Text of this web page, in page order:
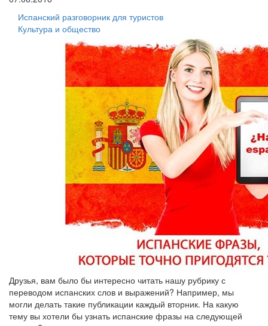
Испанский разговорник для туристов
Культура и общество
Друзья, вам было бы интересно читать нашу рубрику с
переводом испанских слов и выражений? Например, мы
могли делать такие публикации каждый вторник. На какую
тему вы хотели бы узнать испанские фразы на следующей